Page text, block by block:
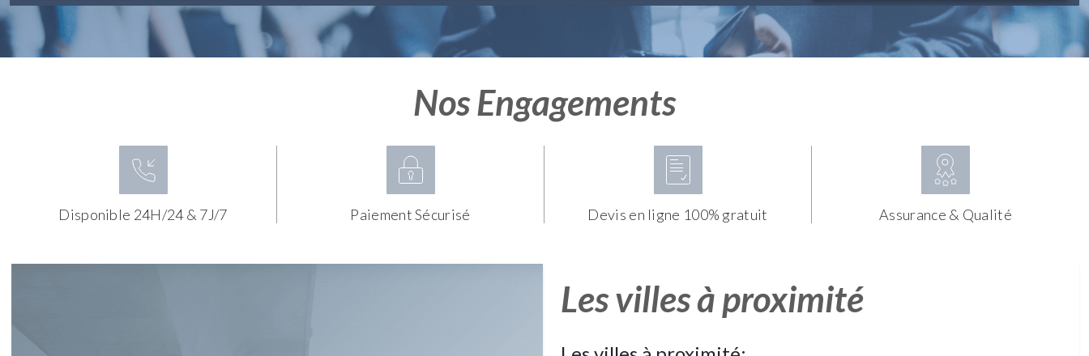
Nos Engagements
Disponible 24H/24 & 7J/7 Paiement Sécurisé Devis en ligne 100% gratuit Assurance & Qualité
Les villes à proximité